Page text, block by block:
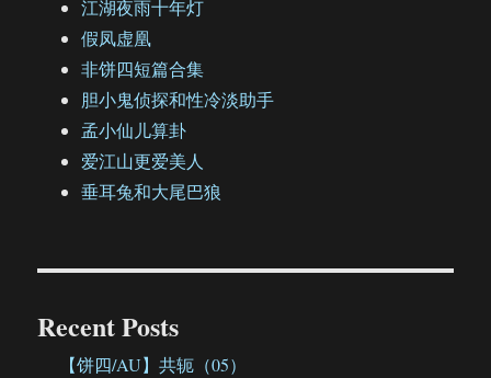
江湖夜雨十年灯
假凤虚凰
非饼四短篇合集
胆小鬼侦探和性冷淡助手
孟小仙儿算卦
爱江山更爱美人
垂耳兔和大尾巴狼
Recent Posts
【饼四/AU】共轭（05）